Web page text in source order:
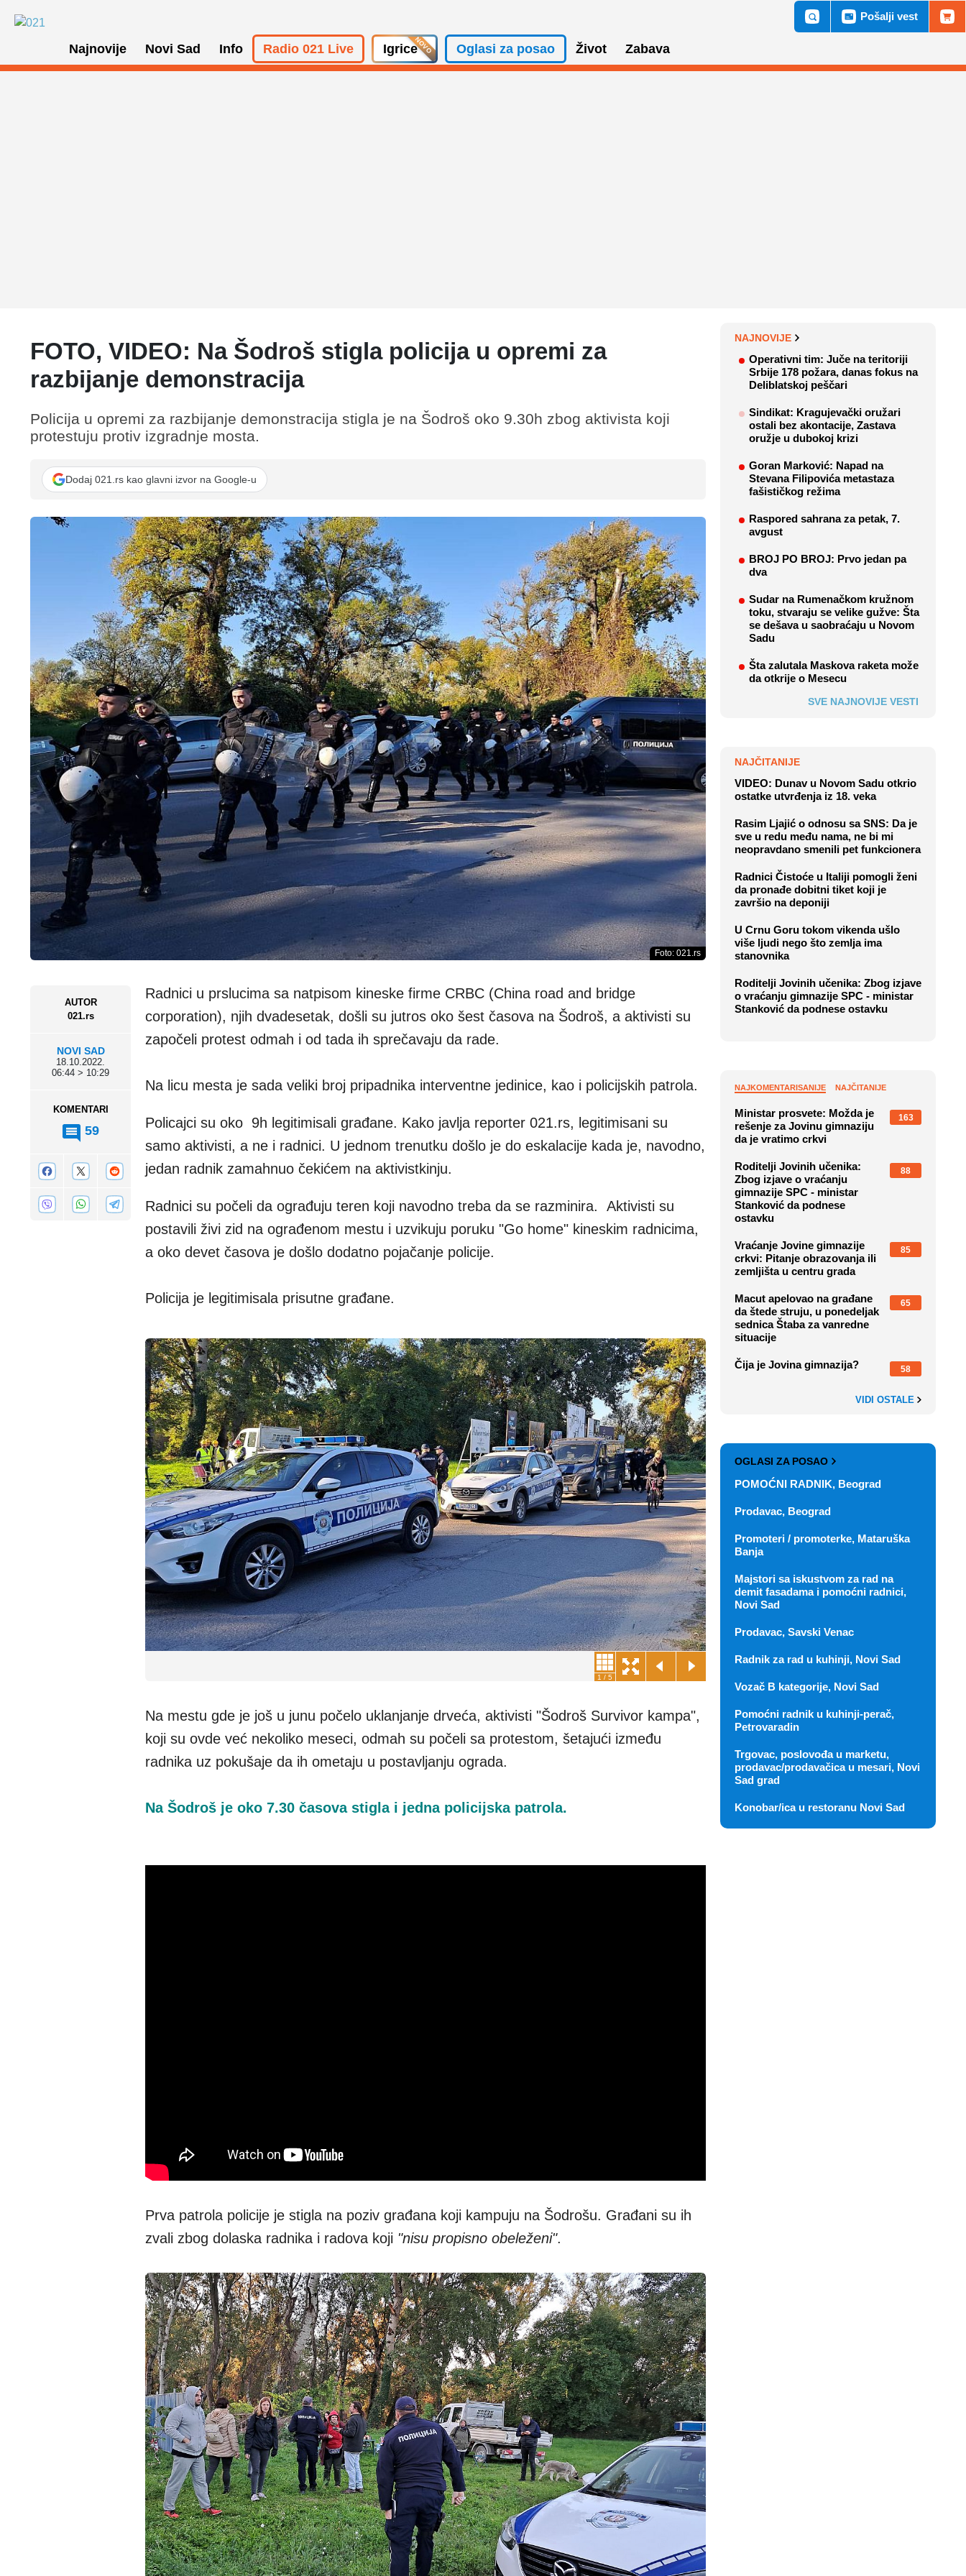
Najnovije Novi Sad Info Radio 021 Live Igrice Oglasi za posao Život Zabava
Pošalji vest
FOTO, VIDEO: Na Šodroš stigla policija u opremi za
razbijanje demonstracija
AUTOR
021.rs
NOVI SAD
18.10.2022.
06:44 > 10:29
KOMENTARI
59
Policija u opremi za razbijanje demonstracija stigla je na Šodroš oko 9.30h zbog aktivista koji
protestuju protiv izgradnje mosta.
Dodaj 021.rs kao glavni izvor na Google-u
Foto: 021.rs
Radnici u prslucima sa natpisom kineske firme CRBC (China road and bridge
corporation), njih dvadesetak, došli su jutros oko šest časova na Šodroš, a aktivisti su
započeli protest odmah i od tada ih sprečavaju da rade.
Na licu mesta je sada veliki broj pripadnika interventne jedinice, kao i policijskih patrola.
Policajci su oko 9h legitimisali građane. Kako javlja reporter 021.rs, legitimisani su
samo aktivisti, a ne i radnici. U jednom trenutku došlo je do eskalacije kada je, navodno,
jedan radnik zamahnuo čekićem na aktivistkinju.
Radnici su počeli da ograđuju teren koji navodno treba da se razminira. Aktivisti su
postavili živi zid na ograđenom mestu i uzvikuju poruku "Go home" kineskim radnicima,
a oko devet časova je došlo dodatno pojačanje policije.
Policija je legitimisala prisutne građane.
1 / 5
Na mestu gde je još u junu počelo uklanjanje drveća, aktivisti "Šodroš Survivor kampa",
koji su ovde već nekoliko meseci, odmah su počeli sa protestom, šetajući između
radnika uz pokušaje da ih ometaju u postavljanju ograda.
Na Šodroš je oko 7.30 časova stigla i jedna policijska patrola.
Prva patrola policije je stigla na poziv građana koji kampuju na Šodrošu. Građani su ih
zvali zbog dolaska radnika i radova koji "nisu propisno obeleženi".
NAJNOVIJE
Operativni tim: Juče na teritoriji
Srbije 178 požara, danas fokus na
Deliblatskoj peščari
Sindikat: Kragujevački oružari
ostali bez akontacije, Zastava
oružje u dubokoj krizi
Goran Marković: Napad na
Stevana Filipovića metastaza
fašističkog režima
Raspored sahrana za petak, 7.
avgust
BROJ PO BROJ: Prvo jedan pa
dva
Sudar na Rumenačkom kružnom
toku, stvaraju se velike gužve: Šta
se dešava u saobraćaju u Novom
Sadu
Šta zalutala Maskova raketa može
da otkrije o Mesecu
SVE NAJNOVIJE VESTI
NAJČITANIJE
VIDEO: Dunav u Novom Sadu otkrio
ostatke utvrđenja iz 18. veka
Rasim Ljajić o odnosu sa SNS: Da je
sve u redu među nama, ne bi mi
neopravdano smenili pet funkcionera
Radnici Čistoće u Italiji pomogli ženi
da pronađe dobitni tiket koji je
završio na deponiji
U Crnu Goru tokom vikenda ušlo
više ljudi nego što zemlja ima
stanovnika
Roditelji Jovinih učenika: Zbog izjave
o vraćanju gimnazije SPC - ministar
Stanković da podnese ostavku
NAJKOMENTARISANIJE NAJČITANIJE
Ministar prosvete: Možda je
rešenje za Jovinu gimnaziju
da je vratimo crkvi
163
Roditelji Jovinih učenika:
Zbog izjave o vraćanju
gimnazije SPC - ministar
Stanković da podnese
ostavku
88
Vraćanje Jovine gimnazije
crkvi: Pitanje obrazovanja ili
zemljišta u centru grada
85
Macut apelovao na građane
da štede struju, u ponedeljak
sednica Štaba za vanredne
situacije
65
Čija je Jovina gimnazija? 58
VIDI OSTALE
OGLASI ZA POSAO
POMOĆNI RADNIK, Beograd
Prodavac, Beograd
Promoteri / promoterke, Mataruška
Banja
Majstori sa iskustvom za rad na
demit fasadama i pomoćni radnici,
Novi Sad
Prodavac, Savski Venac
Radnik za rad u kuhinji, Novi Sad
Vozač B kategorije, Novi Sad
Pomoćni radnik u kuhinji-perač,
Petrovaradin
Trgovac, poslovođa u marketu,
prodavac/prodavačica u mesari, Novi
Sad grad
Konobar/ica u restoranu Novi Sad